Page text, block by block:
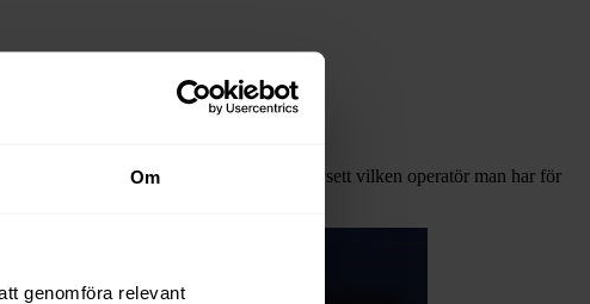
Om
genomföra relevant
playtjänster. TV-paketen kan köpas oavsett vilken operatör man har för